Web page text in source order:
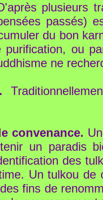
plusieurs
passés)
du bon
purification, ou
ne
convenance.
un paradis
des
Un tulkou de
fins de